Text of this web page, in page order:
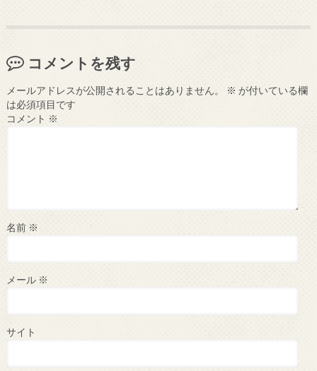
コメントを残す
メールアドレスが公開されることはありません。 ※ が付いている欄
は必須項目です
コメント ※
名前 ※
メール ※
サイト